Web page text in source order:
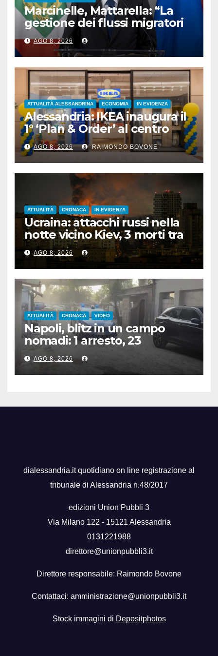
Marcinelle, Mattarella: “La
gestione dei flussi migratori
rispetti la dignità delle
persone”
AGO 8, 2026
ATTUALITÀ ALESSANDRINA ECONOMIA IN EVIDENZA
Alessandria: IKEA inaugura il
1° ‘Plan & Order’ al centro
commerciale Panorama
AGO 8, 2026 RAIMONDO BOVONE
ATTUALITÀ CRONACA IN EVIDENZA
Ucraina: attacchi russi nella
notte vicino Kiev, 3 morti tra
cui 1 bambino
AGO 8, 2026
ATTUALITÀ CRONACA VIDEO
Napoli, blitz in un campo
nomadi: 1 arresto, 23
denunce e sequestro di armi
e rame
AGO 8, 2026
dialessandria.it quotidiano on line registrazione al
tribunale di Alessandria n.48/2017
edizioni Union Pubbli 3
Via Milano 122 - 15121 Alessandria
0131221988
direttore@unionpubbli3.it
Direttore responsabile: Raimondo Bovone
Contattaci: amministrazione@unionpubbli3.it
Stock immagini di Depositphotos